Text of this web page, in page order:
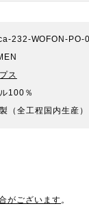
232-WOFON-PO-
ス
100％
（全工程国内生産）
がございます。